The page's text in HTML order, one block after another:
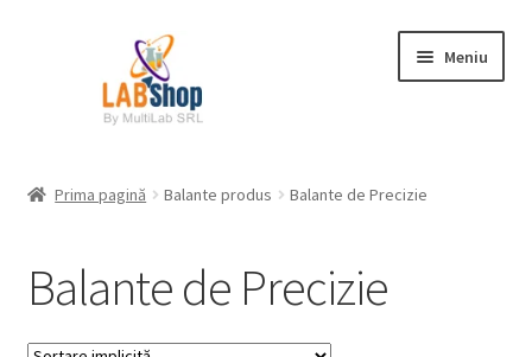
Meniu
Coș
Plată
Prima pagină Balante produs Balante de Precizie
Balante de Precizie